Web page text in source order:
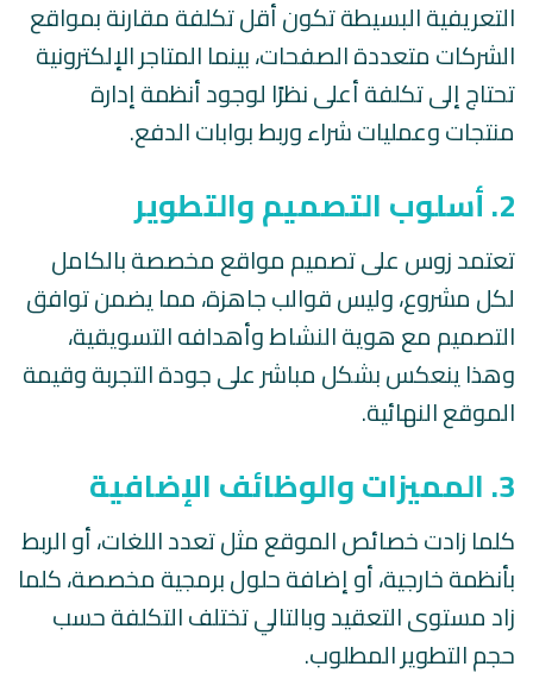
التعريفية البسيطة تكون أقل تكلفة مقارنة بمواقع
الشركات متعددة الصفحات، بينما المتاجر الإلكترونية
تحتاج إلى تكلفة أعلى نظرًا لوجود أنظمة إدارة
منتجات وعمليات شراء وربط بوابات الدفع.
2. أسلوب التصميم والتطوير
تعتمد زوس على تصميم مواقع مخصصة بالكامل
لكل مشروع، وليس قوالب جاهزة، مما يضمن توافق
التصميم مع هوية النشاط وأهدافه التسويقية،
وهذا ينعكس بشكل مباشر على جودة التجربة وقيمة
الموقع النهائية.
3. المميزات والوظائف الإضافية
كلما زادت خصائص الموقع مثل تعدد اللغات، أو الربط
بأنظمة خارجية، أو إضافة حلول برمجية مخصصة، كلما
زاد مستوى التعقيد وبالتالي تختلف التكلفة حسب
حجم التطوير المطلوب.